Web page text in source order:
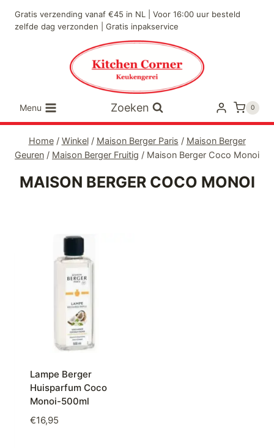
naar
Gratis verzending vanaf €45 in NL | Voor 16:00 uur besteld
zelfde dag verzonden | Gratis inpakservice
Menu Zoeken 0
Home / Winkel / Maison Berger Paris / Maison Berger
Geuren / Maison Berger Fruitig / Maison Berger Coco Monoi
MAISON BERGER COCO MONOI
Lampe Berger
Huisparfum Coco
Monoi-500ml
€16,95